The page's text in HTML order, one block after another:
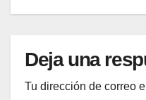
Deja una
Tu dirección de correo